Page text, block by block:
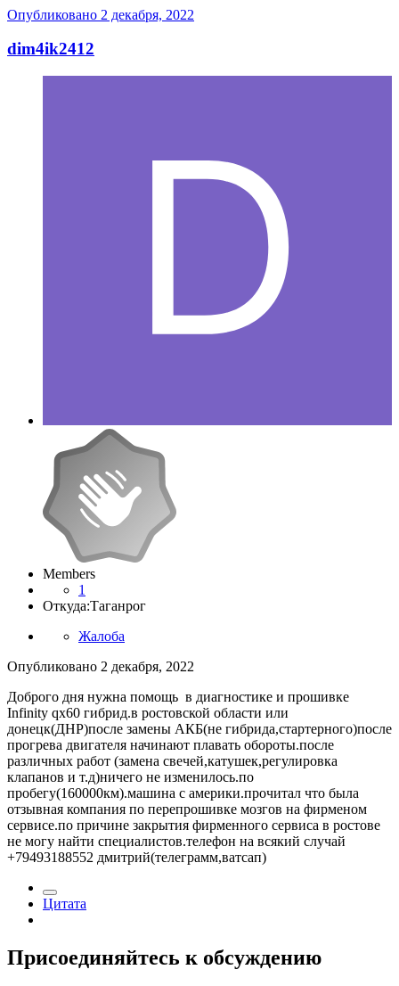
Опубликовано 2 декабря, 2022
dim4ik2412
Members
1
Откуда:Таганрог
Жалоба
Опубликовано 2 декабря, 2022
Доброго дня нужна помощь в диагностике и прошивке
Infinity qx60 гибрид.в ростовской области или
донецк(ДНР)после замены АКБ(не гибрида,стартерного)после
прогрева двигателя начинают плавать обороты.после
различных работ (замена свечей,катушек,регулировка
клапанов и т.д)ничего не изменилось.по
пробегу(160000км).машина с америки.прочитал что была
отзывная компания по перепрошивке мозгов на фирменом
сервисе.по причине закрытия фирменного сервиса в ростове
не могу найти специалистов.телефон на всякий случай
+79493188552 дмитрий(телеграмм,ватсап)
Цитата
Присоединяйтесь к обсуждению